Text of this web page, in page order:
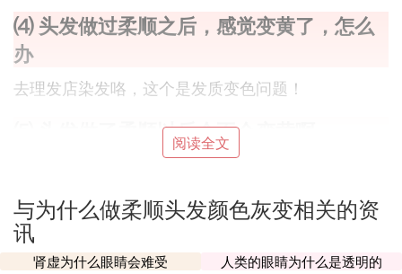
⑷ 头发做过柔顺之后，感觉变黄了，怎么
办
去理发店染发咯，这个是发质变色问题！
⑸ 头发做了柔顺以后会不会变黄啊、
不会的 因为柔顺是护发的 多做做会对发质有好处 不
单的 均匀涂到头发上 过一段时间洗掉就好了
⑹ 头发做了柔顺怎么会变油性头发
阅读全文
与为什么做柔顺头发颜色灰变相关的资
讯
肾虚为什么眼睛会难受
人类的眼睛为什么是透明的